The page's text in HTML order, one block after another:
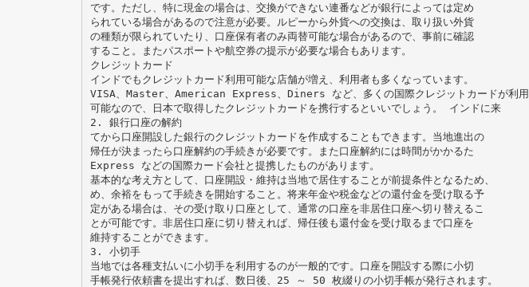
です。ただし、特に現金の場合は、交換ができない連番などが銀行によっては定め
られている場合があるので注意が必要。ルピーから外貨への交換は、取り扱い外貨
の種類が限られていたり、口座保有者のみ両替可能な場合があるので、事前に確認
すること。またパスポートや航空券の提示が必要な場合もあります。
クレジットカード
インドでもクレジットカード利用可能な店舗が増え、利用者も多くなっています。
VISA、Master、American Express、Diners など、多くの国際クレジットカードが利用
可能なので、日本で取得したクレジットカードを携行するといいでしょう。 インドに来
2. 銀行口座の解約
てから口座開設した銀行のクレジットカードを作成することもできます。当地進出の
帰任が決まったら口座解約の手続きが必要です。また口座解約には時間がかかるた
Express などの国際カード会社と提携したものがあります。
基本的な考え方として、口座開設・維持は当地で居住することが前提条件となるため、
め、余裕をもって手続きを開始すること。将来年金や税金などの還付金を受け取る予
定がある場合は、その受け取り口座として、通常の口座を非居住口座へ切り替えるこ
とが可能です。非居住口座に切り替えれば、帰任後も還付金を受け取るまで口座を
維持することができます。
3. 小切手
当地では各種支払いに小切手を利用するのが一般的です。口座を開設する際に小切
手帳発行依頼書を提出すれば、数日後、25 ～ 50 枚綴りの小切手帳が発行されます。